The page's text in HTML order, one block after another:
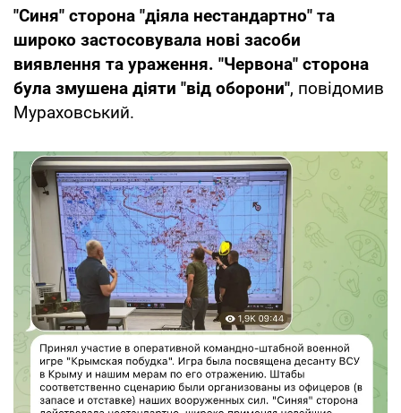
"Синя" сторона "діяла нестандартно" та
широко застосовувала нові засоби
виявлення та ураження. "Червона" сторона
була змушена діяти "від оборони", повідомив
Мураховський.